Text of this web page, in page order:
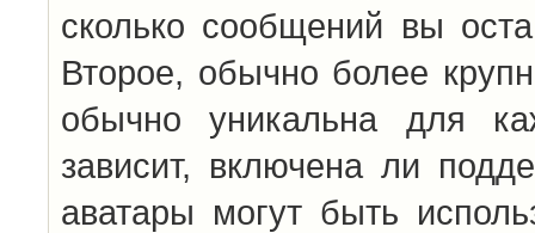
сколько сообщений вы
Второе, обычно более
обычно уникальна для
зависит, включена ли
аватары могут быть